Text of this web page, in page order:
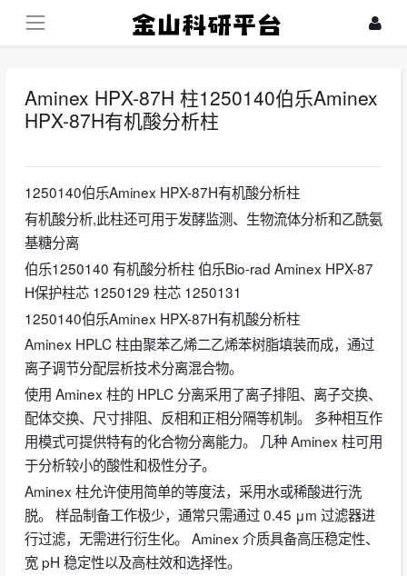
Aminex HPX-87H 柱1250140伯乐Aminex
HPX-87H有机酸分析柱
1250140伯乐Aminex HPX-87H有机酸分析柱
有机酸分析,此柱还可用于发酵监测、生物流体分析和乙酰氨
基糖分离
伯乐1250140 有机酸分析柱 伯乐Bio-rad Aminex HPX-87
H保护柱芯 1250129 柱芯 1250131
1250140伯乐Aminex HPX-87H有机酸分析柱
Aminex HPLC 柱由聚苯乙烯二乙烯苯树脂填装而成，通过
离子调节分配层析技术分离混合物。
使用 Aminex 柱的 HPLC 分离采用了离子排阻、离子交换、
配体交换、尺寸排阻、反相和正相分隔等机制。 多种相互作
用模式可提供特有的化合物分离能力。 几种 Aminex 柱可用
于分析较小的酸性和极性分子。
Aminex 柱允许使用简单的等度法，采用水或稀酸进行洗
脱。 样品制备工作极少，通常只需通过 0.45 μm 过滤器进
行过滤，无需进行衍生化。 Aminex 介质具备高压稳定性、
宽 pH 稳定性以及高柱效和选择性。